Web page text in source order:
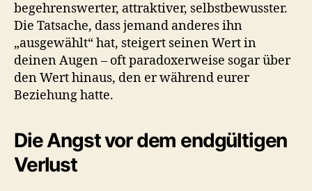
begehrenswerter, attraktiver, selbstbewusster.
Die Tatsache, dass jemand anderes ihn
„ausgewählt“ hat, steigert seinen Wert in
deinen Augen – oft paradoxerweise sogar über
den Wert hinaus, den er während eurer
Beziehung hatte.
Die Angst vor dem endgültigen
Verlust